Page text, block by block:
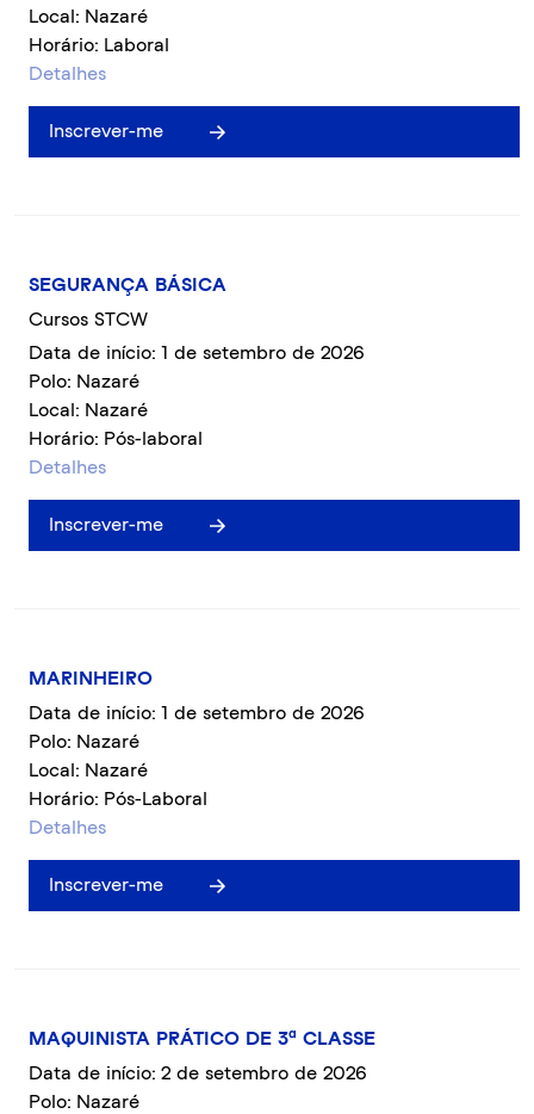
Local: Nazaré
Horário: Laboral
Detalhes
Inscrever-me
SEGURANÇA BÁSICA
Cursos STCW
Data de início: 1 de setembro de 2026
Polo: Nazaré
Local: Nazaré
Horário: Pós-laboral
Detalhes
Inscrever-me
MARINHEIRO
Data de início: 1 de setembro de 2026
Polo: Nazaré
Local: Nazaré
Horário: Pós-Laboral
Detalhes
Inscrever-me
MAQUINISTA PRÁTICO DE 3ª CLASSE
Data de início: 2 de setembro de 2026
Polo: Nazaré